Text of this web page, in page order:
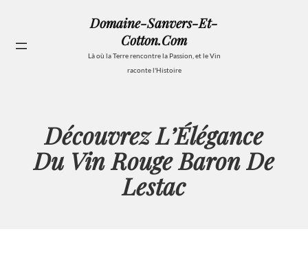
contenu
Domaine-Sanvers-Et-
Cotton.com
Là où la Terre rencontre la Passion, et le Vin
raconte l'Histoire
Découvrez L’Élégance
Du Vin Rouge Baron De
Lestac